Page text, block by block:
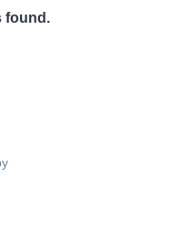
found.